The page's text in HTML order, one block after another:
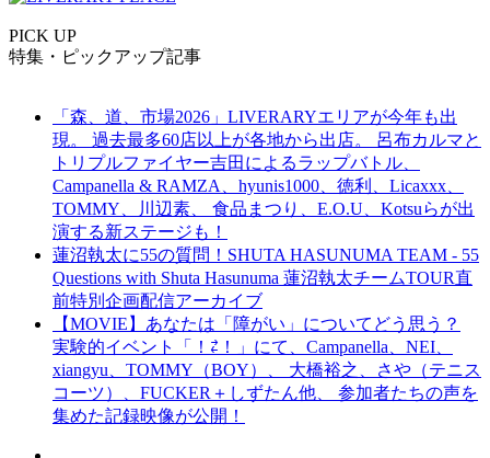
PICK UP
特集・ピックアップ記事
「森、道、市場2026」LIVERARYエリアが今年も出
現。 過去最多60店以上が各地から出店。 呂布カルマと
トリプルファイヤー吉田によるラップバトル、
Campanella & RAMZA、hyunis1000、徳利、Licaxxx、
TOMMY、川辺素、 食品まつり、E.O.U、Kotsuらが出
演する新ステージも！
蓮沼執太に55の質問！SHUTA HASUNUMA TEAM - 55
Questions with Shuta Hasunuma 蓮沼執太チームTOUR直
前特別企画配信アーカイブ
【MOVIE】あなたは「障がい」についてどう思う？
実験的イベント「！⇄！」にて、Campanella、NEI、
xiangyu、TOMMY（BOY）、 大橋裕之、さや（テニス
コーツ）、FUCKER＋しずたん他、 参加者たちの声を
集めた記録映像が公開！